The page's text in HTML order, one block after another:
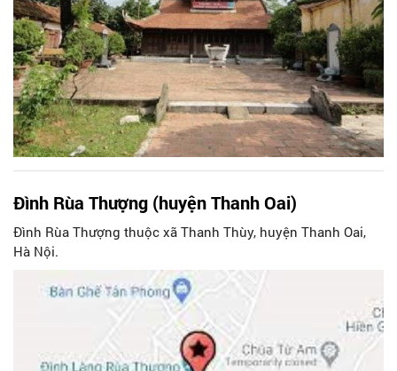
Đình Rùa Thượng (huyện Thanh Oai)
Đình Rùa Thượng thuộc xã Thanh Thùy, huyện Thanh Oai,
Hà Nội.